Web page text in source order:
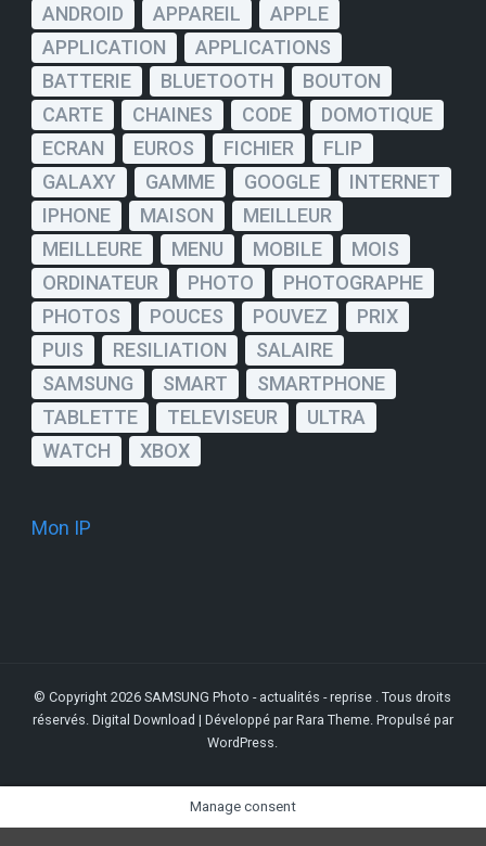
ANDROID APPAREIL
APPLE
APPLICATION
APPLICATIONS
BATTERIE
BLUETOOTH
BOUTON
CARTE
CHAINES CODE
DOMOTIQUE
ECRAN
EUROS FICHIER
FLIP
GALAXY
GAMME GOOGLE
INTERNET
IPHONE
MAISON
MEILLEUR
MEILLEURE
MENU MOBILE
MOIS
ORDINATEUR
PHOTO
PHOTOGRAPHE
PHOTOS
POUCES POUVEZ
PRIX
PUIS
RESILIATION
SALAIRE
SAMSUNG
SMART
SMARTPHONE
TABLETTE
TELEVISEUR
ULTRA
WATCH
XBOX
Mon IP
© Copyright 2026SAMSUNG Photo - actualités - reprise . Tous droits
réservés. Digital Download | Développé par Rara Theme . Propulsé par
WordPress
Manage consent